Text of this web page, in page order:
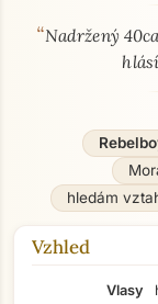
O mně -
“Nadržený
hledám
Vzhled
Vlasy